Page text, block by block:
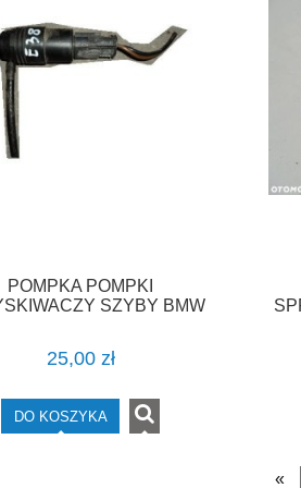
POMPKA POMPKI
SZYBY BMW
25,00 zł
DO KOSZYKA
«